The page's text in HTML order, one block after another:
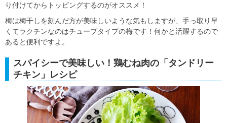
り付けてからトッピングするのがオススメ！
梅は梅干しを刻んだ方が美味しいような気もしますが、手っ取り早
くてラクチンなのはチューブタイプの梅です！何かと活躍するので
あると便利ですよ。
スパイシーで美味しい！鶏むね肉の「タンドリー
チキン」レシピ